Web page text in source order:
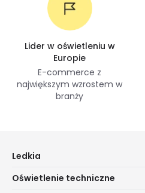
Lider w oświetleniu w
Europie
E-commerce z
największym wzrostem w
branży
Ledkia
Obsługa Klienta
Oświetlenie techniczne